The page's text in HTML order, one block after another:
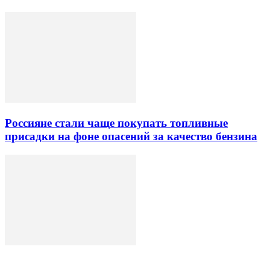
Россияне стали чаще покупать топливные
присадки на фоне опасений за качество бензина